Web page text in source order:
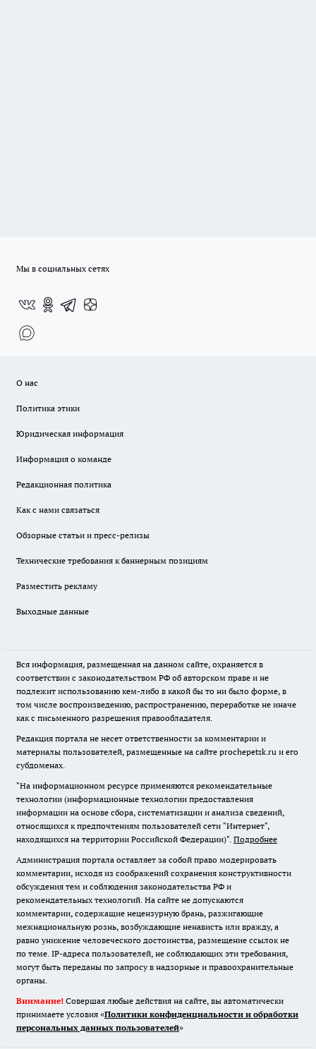
Мы в социальных сетях
О нас
Политика этики
Юридическая информация
Информация о команде
Редакционная политика
Как с нами связаться
Обзорные статьи и пресс-релизы
Технические требования к баннерным позициям
Разместить рекламу
Выходные данные
Вся информация, размещенная на данном сайте, охраняется в
соответствии с законодательством РФ об авторском праве и не
подлежит использованию кем-либо в какой бы то ни было форме, в
том числе воспроизведению, распространению, переработке не иначе
как с письменного разрешения правообладателя.
Редакция портала не несет ответственности за комментарии и
материалы пользователей, размещенные на сайте prochepetsk.ru и его
субдоменах.
"На информационном ресурсе применяются рекомендательные
технологии (информационные технологии предоставления
информации на основе сбора, систематизации и анализа сведений,
относящихся к предпочтениям пользователей сети "Интернет",
находящихся на территории Российской Федерации)". Подробнее
Администрация портала оставляет за собой право модерировать
комментарии, исходя из соображений сохранения конструктивности
обсуждения тем и соблюдения законодательства РФ и
рекомендательных технологий. На сайте не допускаются
комментарии, содержащие нецензурную брань, разжигающие
межнациональную рознь, возбуждающие ненависть или вражду, а
равно унижение человеческого достоинства, размещение ссылок не
по теме. IP-адреса пользователей, не соблюдающих эти требования,
могут быть переданы по запросу в надзорные и правоохранительные
органы.
Внимание! Совершая любые действия на сайте, вы автоматически
принимаете условия «Политики конфиденциальности и обработки
персональных данных пользователей»